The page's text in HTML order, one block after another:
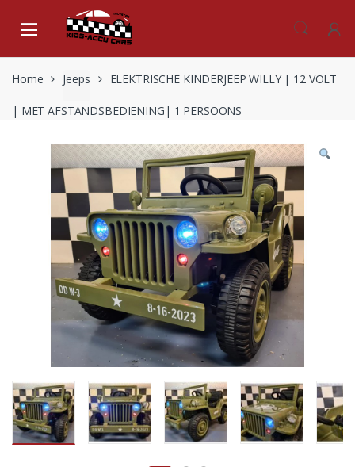
Home Jeeps ELEKTRISCHE KINDERJEEP WILLY | 12 VOLT
| MET AFSTANDSBEDIENING| 1 PERSOONS